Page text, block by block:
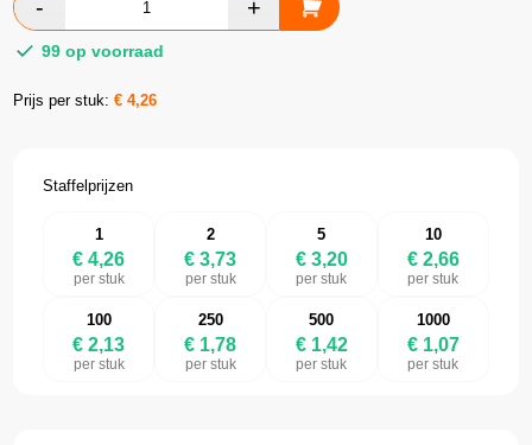
99 op voorraad
Prijs per stuk:€4,26
Staffelprijzen
1
€ 4,26
per stuk
2
€ 3,73
per stuk
5
€ 3,20
per stuk
10
€ 2,66
per stuk
100
€ 2,13
per stuk
250
€ 1,78
per stuk
500
€ 1,42
per stuk
1000
€ 1,07
per stuk